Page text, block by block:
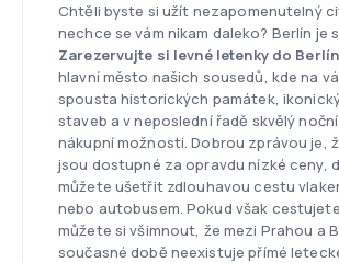
Chtěli byste si užít nezapomenutelný
nechce se vám nikam daleko? Berlín je
Zarezervujte si levné letenky do
hlavní město našich sousedů, kde na
spousta historických památek,
staveb a v neposlední řadě skvělý
nákupní možnosti. Dobrou zprávou je,
jsou dostupné za opravdu nízké ceny,
můžete ušetřit zdlouhavou cestu
nebo autobusem. Pokud však
můžete si všimnout, že mezi Prahou a
současné době neexistuje přímé